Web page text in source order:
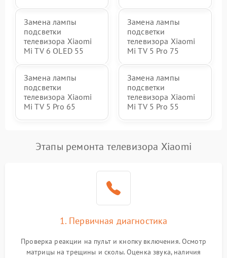
Замена лампы
подсветки
телевизора Xiaomi
Mi TV 6 OLED 55
Замена лампы
подсветки
телевизора Xiaomi
Mi TV 5 Pro 75
Замена лампы
подсветки
телевизора Xiaomi
Mi TV 5 Pro 65
Замена лампы
подсветки
телевизора Xiaomi
Mi TV 5 Pro 55
Этапы ремонта телевизора Xiaomi
1. Первичная диагностика
Проверка реакции на пульт и кнопку включения. Осмотр
матрицы на трещины и сколы. Оценка звука, наличия